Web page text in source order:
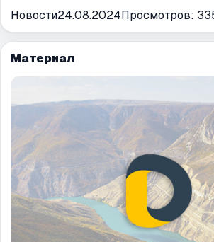
Новости24.08.2024Просмотров:
Материал